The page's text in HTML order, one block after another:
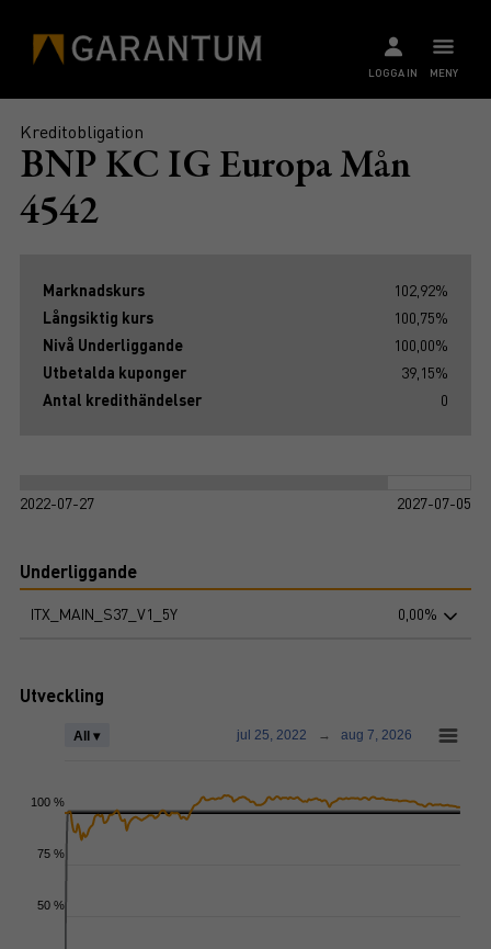
MENY
LOGGA IN
Kreditobligation
BNP KC IG Europa Mån
4542
Marknadskurs
102,92%
Långsiktig kurs
100,75%
Nivå Underliggande
100,00%
Utbetalda kuponger
39,15%
Antal kredithändelser
0
2022-07-27 2027-07-05
Underliggande
ITX_MAIN_S37_V1_5Y 0,00%
Utveckling
All ▾ jul 25, 2022 → aug 7, 2026
50 %
75 %
100 %